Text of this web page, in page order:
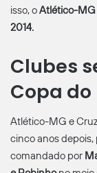
isso, oAtlético-MG
2014.
Clubes
Copa do
Atlético-MG e
cinco anos depois,
comandado por